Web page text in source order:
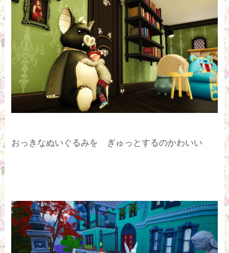
おっきなぬいぐるみを ぎゅっとするのかわいい